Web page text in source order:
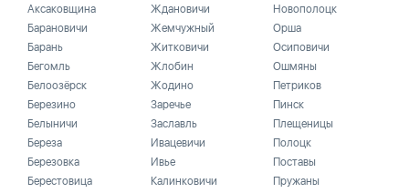
Аксаковщина
Барановичи
Барань
Бегомль
Белоозёрск
Березино
Белыничи
Береза
Березовка
Берестовица
Ждановичи
Жемчужный
Житковичи
Жлобин
Жодино
Заречье
Заславль
Ивацевичи
Ивье
Калинковичи
Новополоцк
Орша
Осиповичи
Ошмяны
Петриков
Пинск
Плещеницы
Полоцк
Поставы
Пружаны